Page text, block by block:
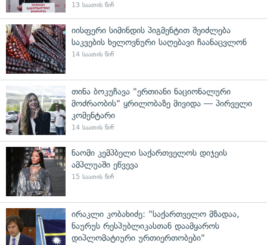
13 საათის წინ
იისფერი სიმინდის პიგმენტით შეიძლება
საკვების ხელოვნური საღებავი ჩაანაცვლონ
14 საათის წინ
თინა ბოკუჩავა "ერთიანი ნაციონალური
მოძრაობის" ყრილობაზე მივიდა — პირველი
კომენტარი
14 საათის წინ
ნაომი კემპბელი საქართველოს დიჯეის
ამპლუაში ეწვევა
15 საათის წინ
ირაკლი კობახიძე: "საქართველო მზადაა,
ნაურუს რესპუბლიკასთან დაამყაროს
დიპლომატიური ურთიერთობები"